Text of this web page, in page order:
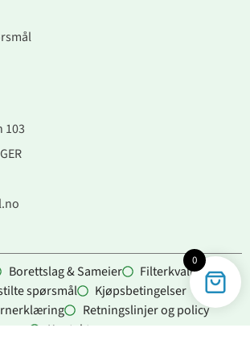
103
Borettslag & Sameier
Filterkvalitet
spørsmål
Kjøpsbetingelser
Retningslinjer og policy
Kontakt oss
0